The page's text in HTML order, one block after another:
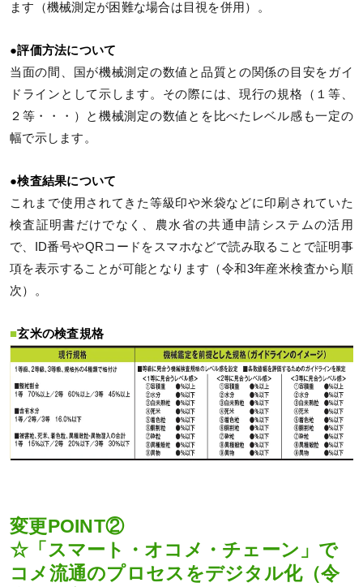
ます（機械測定が困難な場合は目視を併用）。
●評価方法について
当面の間、国が機械測定の数値と品質との関係の目安をガイ
ドラインとして示します。その際には、現行の規格（１等、
２等・・・）と機械測定の数値とを比べたレベル感も一定の
幅で示します。
●検査結果について
これまで使用されてきた等級印や米袋などに印刷されていた
検査証明書だけでなく、農水省の共通申請システムの活用
で、ID番号やQRコードをスマホなどで読み取ることで証明事
項を表示することが可能となります（令和3年産米検査から順
次）。
■玄米の検査規格
変更POINT②
☆「スマート・オコメ・チェーン」で
コメ流通のプロセスをデジタル化（令